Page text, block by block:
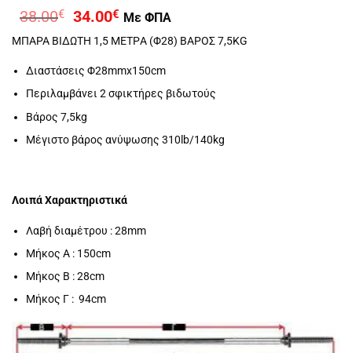
38.00€
Original
was:
38.00€.
34.00€ Η
τρέχουσα
τιμή
είναι:
34.00€.
Με ΦΠΑ
ΜΠΑΡΑ ΒΙΔΩΤΗ 1,5 ΜΕΤΡA (Φ28) ΒΑΡΟΣ 7,5KG
Διαστάσεις Φ28mmx150cm
Περιλαμβάνει 2 σφικτήρες βιδωτούς
Βάρος 7,5kg
Μέγιστο βάρος ανύψωσης 310lb/140kg
Λοιπά Χαρακτηριστικά
Λαβή διαμέτρου : 28mm
Μήκος Α : 150cm
Μήκος Β : 28cm
Μήκος Γ : 94cm